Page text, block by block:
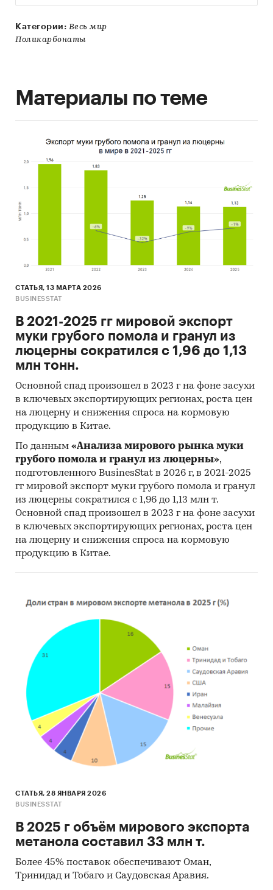
Категории: Весь мир
Поликарбонаты
Материалы по теме
СТАТЬЯ, 13 МАРТА 2026
BUSINESSTAT
В 2021-2025 гг мировой экспорт
муки грубого помола и гранул из
люцерны сократился с 1,96 до 1,13
млн тонн.
Основной спад произошел в 2023 г на фоне засухи
в ключевых экспортирующих регионах, роста цен
на люцерну и снижения спроса на кормовую
продукцию в Китае.
По данным «Анализа мирового рынка муки
грубого помола и гранул из люцерны»,
подготовленного BusinesStat в 2026 г, в 2021-2025
гг мировой экспорт муки грубого помола и гранул
из люцерны сократился с 1,96 до 1,13 млн т.
Основной спад произошел в 2023 г на фоне засухи
в ключевых экспортирующих регионах, роста цен
на люцерну и снижения спроса на кормовую
продукцию в Китае.
СТАТЬЯ, 28 ЯНВАРЯ 2026
BUSINESSTAT
В 2025 г объём мирового экспорта
метанола составил 33 млн т.
Более 45% поставок обеспечивают Оман,
Тринидад и Тобаго и Саудовская Аравия.